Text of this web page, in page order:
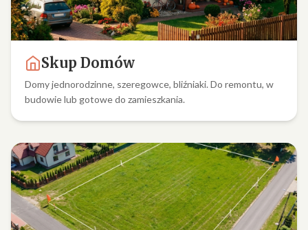
Skup Domów
Domy jednorodzinne, szeregowce, bliźniaki. Do remontu, w
budowie lub gotowe do zamieszkania.